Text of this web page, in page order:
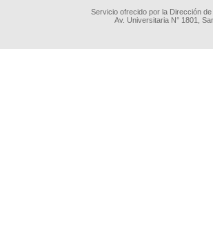
Servicio ofrecido por la Dirección
Av. Universitaria N° 1801,